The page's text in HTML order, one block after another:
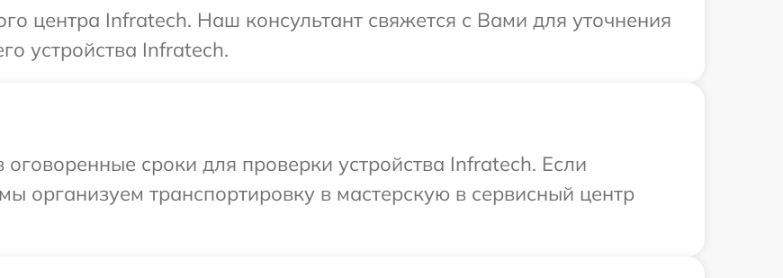
центра Infratech. Наш консультант свяжется с Вами для уточнения
устройства Infratech.
оговоренные сроки для проверки устройства Infratech. Если
организуем транспортировку в мастерскую в сервисный центр